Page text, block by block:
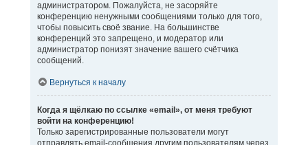
администратором. Пожалуйста, не засоряйте
конференцию ненужными сообщениями только для того,
чтобы повысить своё звание. На большинстве
конференций это запрещено, и модератор или
администратор понизят значение вашего счётчика
сообщений.
Вернуться к началу
Когда я щёлкаю по ссылке «email», от меня требуют
войти на конференцию!
Только зарегистрированные пользователи могут
отправлять email-сообщения другим пользователям через